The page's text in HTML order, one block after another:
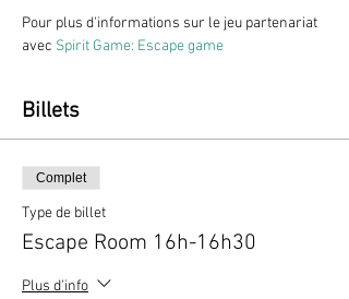
Pour plus d'informations sur le jeu partenariat
avec Spirit Game: Escape game
Billets
Complet
Type de billet
Escape Room 16h-16h30
Plus d'info